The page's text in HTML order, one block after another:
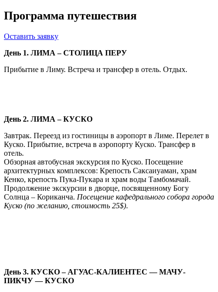
Программа путешествия
Оставить заявку
День 1. ЛИМА – СТОЛИЦА ПЕРУ
Прибытие в Лиму. Встреча и трансфер в отель. Отдых.
День 2. ЛИМА – КУСКО
Завтрак. Переезд из гостиницы в аэропорт в Лиме. Перелет в
Куско. Прибытие, встреча в аэропорту Куско. Трансфер в
отель.
Обзорная автобусная экскурсия по Куско. Посещение
архитектурных комплексов: Крепость Саксаиуаман, храм
Кенко, крепость Пука-Пукара и храм воды Тамбомачай.
Продолжение экскурсии в дворце, посвященному Богу
Солнца – Кориканча. Посещение кафедрального собора города
Куско (по желанию, стоимость 25$).
День 3. КУСКО – АГУАС-КАЛИЕНТЕС — МАЧУ-
ПИКЧУ — КУСКО